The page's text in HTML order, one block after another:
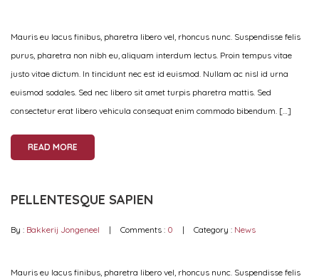
Mauris eu lacus finibus, pharetra libero vel, rhoncus nunc. Suspendisse felis
purus, pharetra non nibh eu, aliquam interdum lectus. Proin tempus vitae
justo vitae dictum. In tincidunt nec est id euismod. Nullam ac nisl id urna
euismod sodales. Sed nec libero sit amet turpis pharetra mattis. Sed
consectetur erat libero vehicula consequat enim commodo bibendum. […]
READ MORE
PELLENTESQUE SAPIEN
By : Bakkerij Jongeneel Comments : 0 Category : News
Mauris eu lacus finibus, pharetra libero vel, rhoncus nunc. Suspendisse felis